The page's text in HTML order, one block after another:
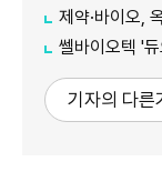
제약·바이오, 옥석
쎌바이오텍 '듀
기자의 다른